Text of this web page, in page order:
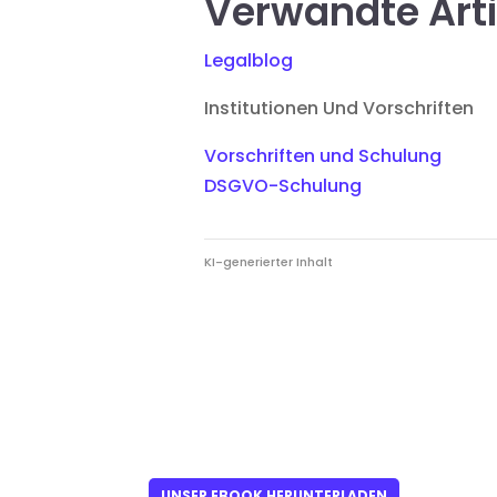
Verwandte
Legalblog
Institutionen Und Vorschriften
Vorschriften und Schulung
DSGVO-Schulung
KI-generierter Inhalt